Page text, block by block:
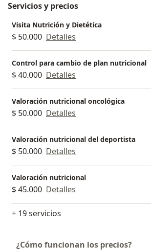
Servicios y precios
Visita Nutrición y Dietética
$ 50.000 Detalles
Control para cambio de plan nutricional
$ 40.000 Detalles
Valoración nutricional oncológica
$ 50.000 Detalles
Valoración nutricional del deportista
$ 50.000 Detalles
Valoración nutricional
$ 45.000 Detalles
+ 19 servicios
¿Cómo funcionan los precios?